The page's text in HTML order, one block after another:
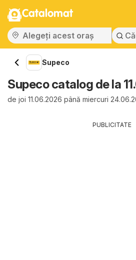
Catalomat
Supeco
Supeco catalog de la
de joi 11.06.2026 până miercuri
PUBLICITATE